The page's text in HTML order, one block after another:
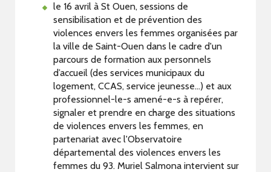
le 16 avril à St Ouen, sessions de
sensibilisation et de prévention des
violences envers les femmes organisées par
la ville de Saint-Ouen dans le cadre d'un
parcours de formation aux personnels
d’accueil (des services municipaux du
logement, CCAS, service jeunesse…) et aux
professionnel-le-s amené-e-s à repérer,
signaler et prendre en charge des situations
de violences envers les femmes, en
partenariat avec l'Observatoire
départemental des violences envers les
femmes du 93. Muriel Salmona intervient sur